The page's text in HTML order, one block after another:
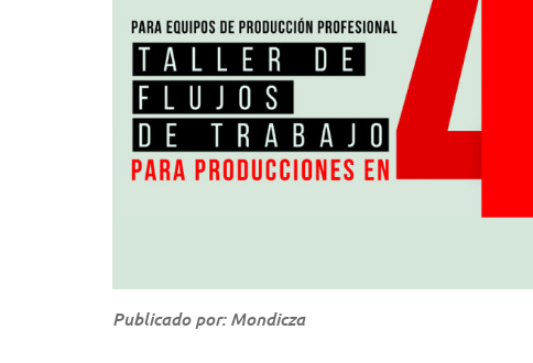
Publicado por: Mondicza